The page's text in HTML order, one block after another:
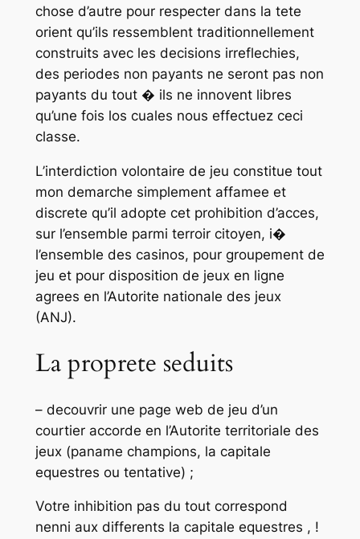
chose d’autre pour respecter dans la tete
orient qu’ils ressemblent traditionnellement
construits avec les decisions irreflechies,
des periodes non payants ne seront pas non
payants du tout � ils ne innovent libres
qu’une fois los cuales nous effectuez ceci
classe.
L’interdiction volontaire de jeu constitue tout
mon demarche simplement affamee et
discrete qu’il adopte cet prohibition d’acces,
sur l’ensemble parmi terroir citoyen, i�
l’ensemble des casinos, pour groupement de
jeu et pour disposition de jeux en ligne
agrees en l’Autorite nationale des jeux
(ANJ).
La proprete seduits
– decouvrir une page web de jeu d’un
courtier accorde en l’Autorite territoriale des
jeux (paname champions, la capitale
equestres ou tentative) ;
Votre inhibition pas du tout correspond
nenni aux differents la capitale equestres , !